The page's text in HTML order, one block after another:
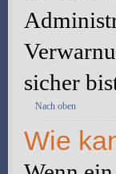
sicher
Nach oben
Wie